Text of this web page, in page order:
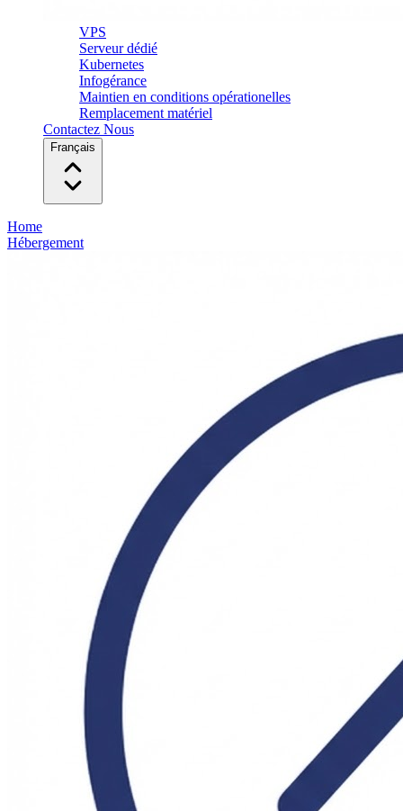
VPS
Serveur dédié
Kubernetes
Infogérance
Maintien en conditions opérationelles
Remplacement matériel
Contactez Nous
Français
Home
Hébergement